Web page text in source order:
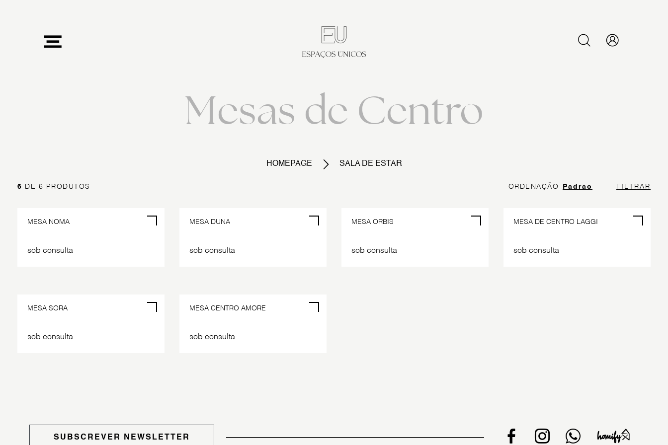
Mesas de Centro
HOMEPAGE SALA DE ESTAR
6 DE 6 PRODUTOS ORDENAÇÃO Padrão FILTRAR
MESA NOMA
sob consulta
MESA DUNA
sob consulta
MESA ORBIS
sob consulta
MESA DE CENTRO LAGGI
sob consulta
MESA SORA
sob consulta
MESA CENTRO AMORE
sob consulta
SUBSCREVER NEWSLETTER